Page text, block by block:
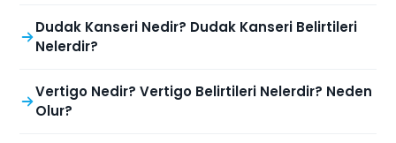
Dudak Kanseri Nedir? Dudak Kanseri Belirtileri
Nelerdir?
Vertigo Nedir? Vertigo Belirtileri Nelerdir? Neden
Olur?